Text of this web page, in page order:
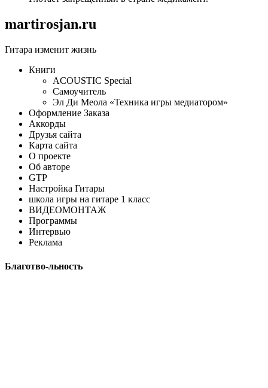
martirosjan.ru
Гитара изменит жизнь
Книги
ACOUSTIC Special
Самоучитель
Эл Ди Меола «Техника игры медиатором»
Оформление Заказа
Аккорды
Друзья сайта
Карта сайта
О проекте
Об авторе
GTP
Настройка Гитары
школа игры на гитаре 1 класс
ВИДЕОМОНТАЖ
Программы
Интервью
Реклама
Благотво-льность